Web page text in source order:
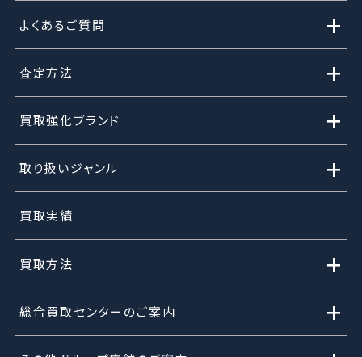
よくあるご質問 +
査定方法 +
買取強化ブランド +
取り扱いジャンル +
買取実績
買取方法 +
総合買取センターのご案内 +